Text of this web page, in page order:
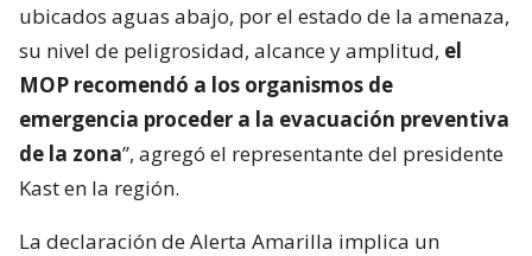
ubicados aguas abajo, por el estado de la amenaza,
su nivel de peligrosidad, alcance y amplitud, el
MOP recomendó a los organismos de
emergencia proceder a la evacuación preventiva
de la zona”, agregó el representante del presidente
Kast en la región.
La declaración de Alerta Amarilla implica un